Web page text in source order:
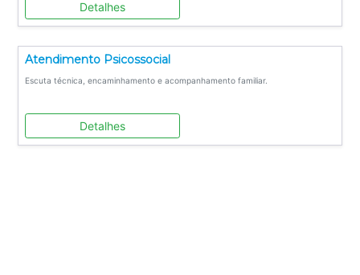
Detalhes
Atendimento Psicossocial
Escuta técnica, encaminhamento e acompanhamento familiar.
Detalhes